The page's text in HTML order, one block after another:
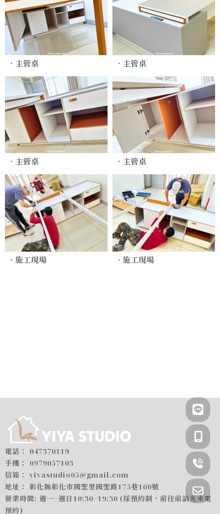
．主管桌 ．主管桌
．主管桌 ．主管桌
．施工現場 ．施工現場
047370119
0979057103
yiyastudio05@gmail.com
彰化縣彰化市國聖里國聖路175巷160號
週一~週日10:30~19:30 (採預約制，前往前請先來電
預約)